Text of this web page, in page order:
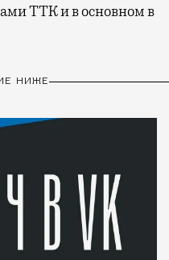
ТТК и в основном в
НИЖЕ